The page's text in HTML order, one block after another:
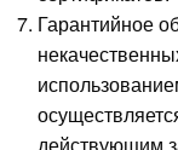
Гарантийное